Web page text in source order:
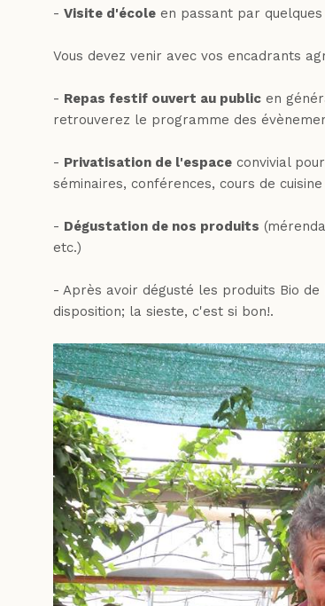
- Visite d'école en passant par
Vous devez venir avec vos encadrants
- Repas festif ouvert au public en
retrouverez le programme des
- Privatisation de l'espace convivial
séminaires, conférences, cours de
- Dégustation de nos produits
etc.)
- Après avoir dégusté les produits Bio
disposition; la sieste, c'est si bon!.